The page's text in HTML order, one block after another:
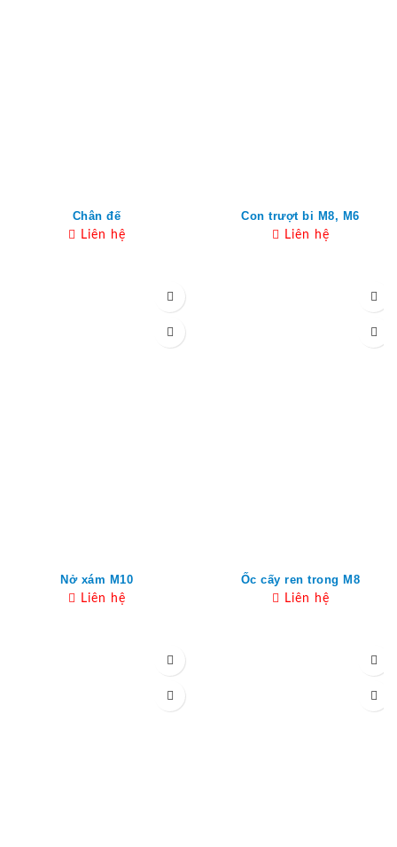
Chân đế
Liên hệ
Con trượt bi M8, M6
Liên hệ
Nở xám M10
Liên hệ
Ốc cấy ren trong M8
Liên hệ